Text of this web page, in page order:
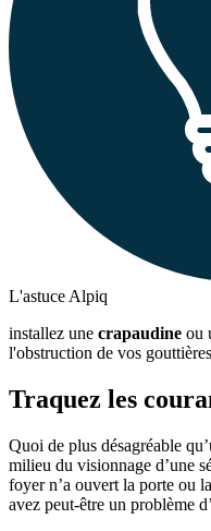
L'astuce Alpiq
installez une crapaudine ou
l'obstruction de vos
Traquez les
Quoi de plus désagréable
milieu du visionnage d’une
foyer n’a ouvert la porte ou
avez peut-être un problème d’